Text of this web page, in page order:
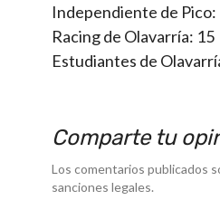
Independiente de Pico:
Racing de Olavarría: 15
Estudiantes de
Comparte tu
Los comentarios publicados
sanciones legales.